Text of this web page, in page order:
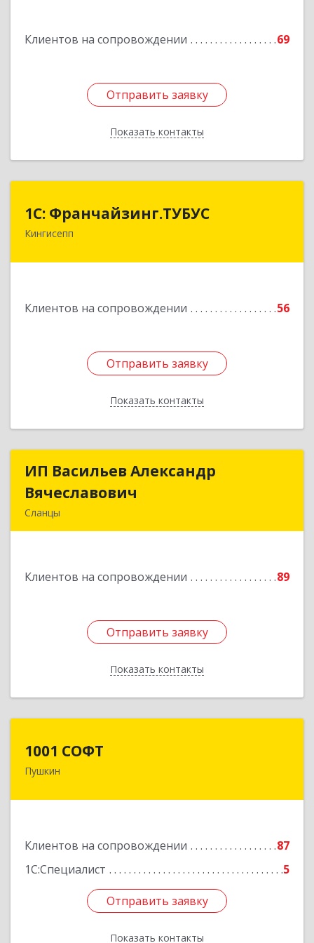
Клиентов на сопровождении 69
Отправить заявку
Показать контакты
Подробнее
Отправить заявку
Назад
1С: Франчайзинг.ТУБУС
Кингисепп
Клиентов на сопровождении 56
Отправить заявку
Показать контакты
1С: Франчайзинг.ТУБУС
Отправить заявку
Назад
ИП Васильев Александр
Вячеславович
Сланцы
Клиентов на сопровождении 89
Отправить заявку
Показать контакты
ИП Васильев Александр
Подробнее
Отправить заявку
Назад
1001 СОФТ
Пушкин
Клиентов на сопровождении
87
1С:Специалист
5
Отправить заявку
Показать контакты
Отправить заявку
Назад